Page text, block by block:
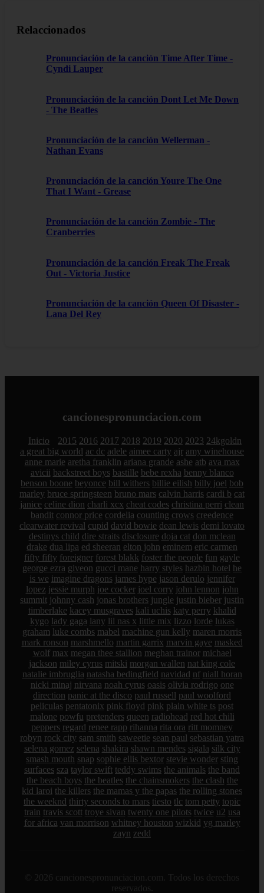
Relaccionados
Pronunciación de la canción Time After Time -
Cyndi Lauper
Pronunciación de la canción Dont Let Me Down
- The Beatles
Pronunciación de la canción Wellerman -
Nathan Evans
Pronunciación de la canción Youre The One
That I Want - Grease
Pronunciación de la canción Zombie - The
Cranberries
Pronunciación de la canción Freak The Freak
Out - Victoria Justice
Pronunciación de la canción Queen Of Disaster -
Lana Del Rey
cancionespronunciacion.com
Inicio 2015 2016 2017 2018 2019 2020 2023 24kgoldn
a great big world ac dc adele aimee carty ajr amy winehouse
anne marie aretha franklin ariana grande ashe atb ava max
avicii backstreet boys bastille bebe rexha benny blanco
benson boone beyonce bill withers billie eilish billy joel bob
marley bruce springsteen bruno mars calvin harris cardi b cat
janice celine dion charli xcx cheat codes christina perri clean
bandit connor price cordelia counting crows creedence
clearwater revival cupid david bowie dean lewis demi lovato
destinys child dire straits disclosure doja cat don mclean
drake dua lipa ed sheeran elton john eminem eric carmen
fifty fifty foreigner forest blakk foster the people fun gayle
george ezra giveon gucci mane harry styles hazbin hotel he
is we imagine dragons james hype jason derulo jennifer
lopez jessie murph joe cocker joel corry john lennon john
summit johnny cash jonas brothers jungle justin bieber justin
timberlake kacey musgraves kali uchis katy perry khalid
kygo lady gaga lany lil nas x little mix lizzo lorde lukas
graham luke combs mabel machine gun kelly maren morris
mark ronson marshmello martin garrix marvin gaye masked
wolf max megan thee stallion meghan trainor michael
jackson miley cyrus mitski morgan wallen nat king cole
natalie imbruglia natasha bedingfield navidad nf niall horan
nicki minaj nirvana noah cyrus oasis olivia rodrigo one
direction panic at the disco paul russell paul woolford
peliculas pentatonix pink floyd pink plain white ts post
malone powfu pretenders queen radiohead red hot chili
peppers regard renee rapp rihanna rita ora ritt momney
robyn rock city sam smith saweetie sean paul sebastian yatra
selena gomez selena shakira shawn mendes sigala silk city
smash mouth snap sophie ellis bextor stevie wonder sting
surfaces sza taylor swift teddy swims the animals the band
the beach boys the beatles the chainsmokers the clash the
kid laroi the killers the mamas y the papas the rolling stones
the weeknd thirty seconds to mars tiesto tlc tom petty topic
train travis scott troye sivan twenty one pilots twice u2 usa
for africa van morrison whitney houston wizkid yg marley
zayn zedd
© 2026 cancionespronunciacion.com. Todos los derechos
reservados.